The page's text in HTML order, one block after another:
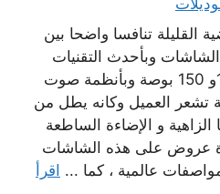
القليلة تنافسا واضحا بين
وبأحدث التقنيات
وبأحجام متنوعة تصل 140و 150 بوصة وبأنظمة صوت
تشعر العميل وكانه يطل من
الزاهية و الإضاءة الساطعة
عروض على هذه الشاشات
عالمية ، كما ... اقرأ